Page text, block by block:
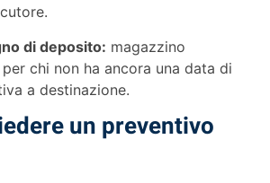
di deposito: magazzino
chi non ha ancora una data di
a destinazione.
un preventivo